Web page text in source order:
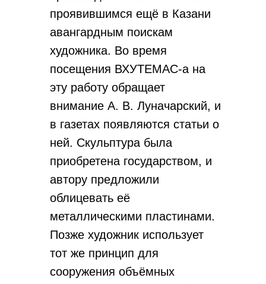
проявившимся ещё в Казани
авангардным поискам
художника. Во время
посещения ВХУТЕМАС-а на
эту работу обращает
внимание А. В. Луначарский, и
в газетах появляются статьи о
ней. Скульптура была
приобретена государством, и
автору предложили
облицевать её
металлическими пластинами.
Позже художник использует
тот же принцип для
сооружения объёмных